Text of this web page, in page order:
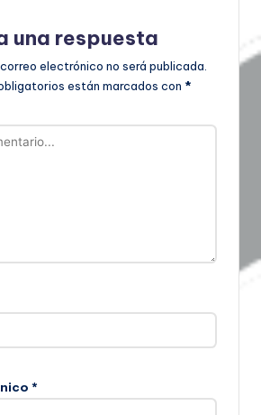
una respuesta
electrónico no será publicada.
están marcados con *
*